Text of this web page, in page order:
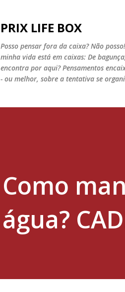
PRIX LIFE BOX
Posso pensar fora da caixa? Não
minha vida está em caixas: De
encontra por aqui? Pensamentos
- ou melhor, sobre a tentativa se
Como
água?